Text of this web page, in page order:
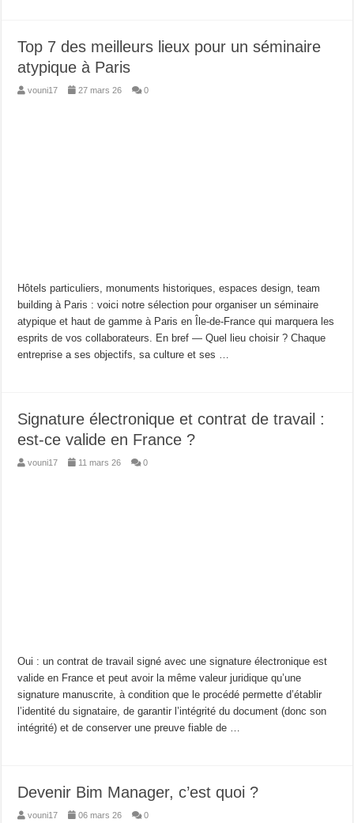
Top 7 des meilleurs lieux pour un séminaire
atypique à Paris
vouni17 27 mars 26 0
Hôtels particuliers, monuments historiques, espaces design, team
building à Paris : voici notre sélection pour organiser un séminaire
atypique et haut de gamme à Paris en Île-de-France qui marquera les
esprits de vos collaborateurs. En bref — Quel lieu choisir ? Chaque
entreprise a ses objectifs, sa culture et ses …
Signature électronique et contrat de travail :
est-ce valide en France ?
vouni17 11 mars 26 0
Oui : un contrat de travail signé avec une signature électronique est
valide en France et peut avoir la même valeur juridique qu’une
signature manuscrite, à condition que le procédé permette d’établir
l’identité du signataire, de garantir l’intégrité du document (donc son
intégrité) et de conserver une preuve fiable de …
Devenir Bim Manager, c’est quoi ?
vouni17 06 mars 26 0